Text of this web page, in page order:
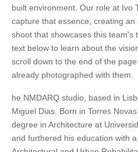
built environment. Our role at Ivo
capture that essence, creating
shoot that showcases this team's
text below to learn about the
scroll down to the end of the
already photographed with them.
he NMDARQ studio, based in
Miguel Dias. Born in Torres
degree in Architecture at
and furthered his education with